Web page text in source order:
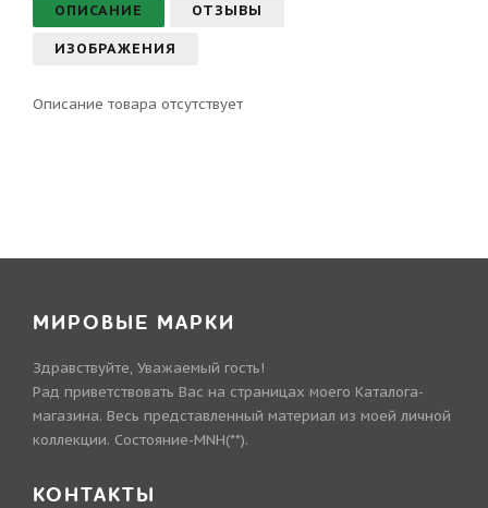
ОПИСАНИЕ ОТЗЫВЫ
ИЗОБРАЖЕНИЯ
Описание товара отсутствует
МИРОВЫЕ МАРКИ
Здравствуйте, Уважаемый гость!
Рад приветствовать Вас на страницах моего Каталога-
магазина. Весь представленный материал из моей личной
коллекции. Состояние-MNH(**).
КОНТАКТЫ